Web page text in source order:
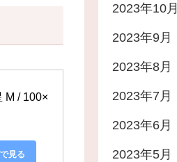
M / 100×
見る
2023年10月
2023年9月
2023年8月
2023年7月
2023年6月
2023年5月